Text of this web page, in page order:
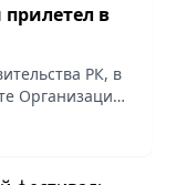
в
РК, в
Организации
Турции